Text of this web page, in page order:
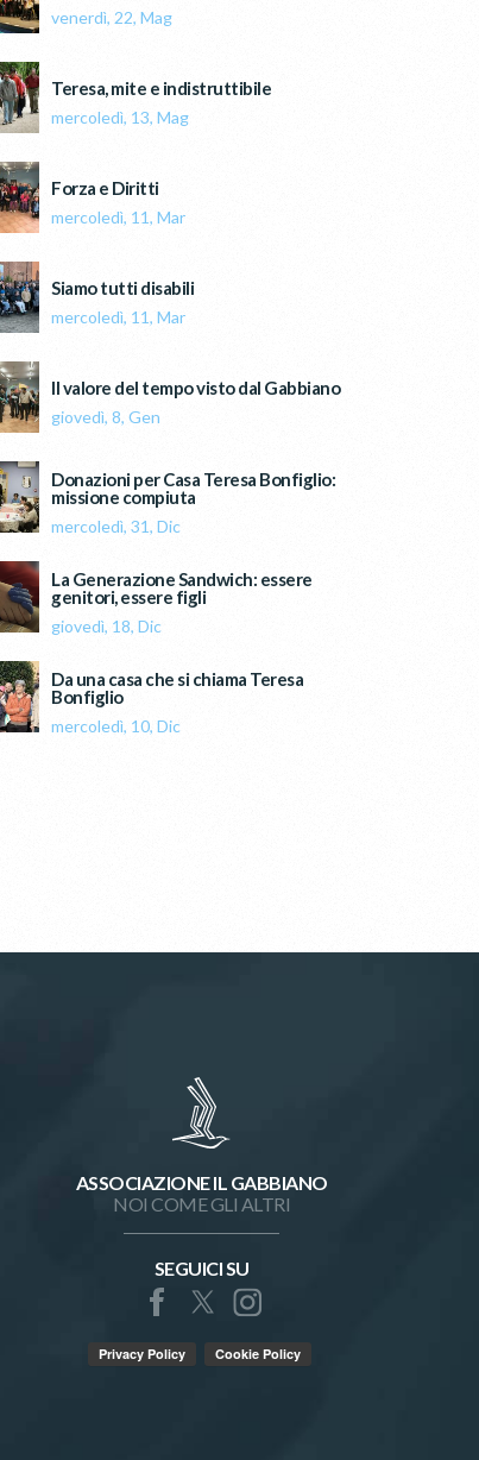
venerdì, 22, Mag
Teresa, mite e indistruttibile
mercoledì, 13, Mag
Forza e Diritti
mercoledì, 11, Mar
Siamo tutti disabili
mercoledì, 11, Mar
Il valore del tempo visto dal Gabbiano
giovedì, 8, Gen
Donazioni per Casa Teresa Bonfiglio:
missione compiuta
mercoledì, 31, Dic
La Generazione Sandwich: essere
genitori, essere figli
giovedì, 18, Dic
Da una casa che si chiama Teresa
Bonfiglio
mercoledì, 10, Dic
ASSOCIAZIONE IL GABBIANO
NOI COME GLI ALTRI
SEGUICI SU